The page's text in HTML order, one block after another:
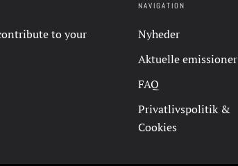
to your
NAVIGATION
Nyheder
Aktuelle emissioner
FAQ
Privatlivspolitik &
Cookies